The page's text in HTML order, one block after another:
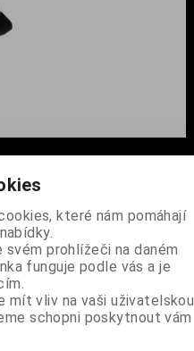
které nám pomáhají
prohlížeči na daném
funguje podle vás a je
mít vliv na vaši uživatelskou
schopni poskytnout vám